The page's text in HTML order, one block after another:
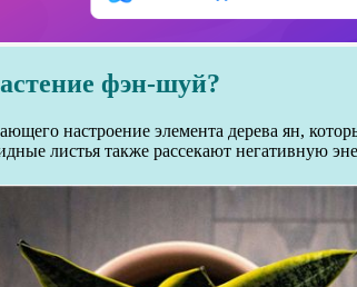
фэн-шуй?
настроение элемента дерева ян,
листья также рассекают негативную